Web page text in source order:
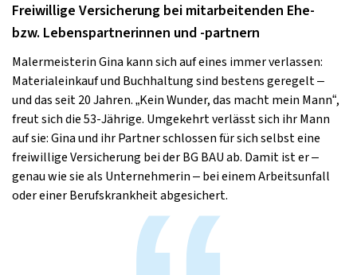
Freiwillige Versicherung bei mitarbeitenden Ehe-
bzw. Lebenspartnerinnen und -partnern
Malermeisterin Gina kann sich auf eines immer verlassen:
Materialeinkauf und Buchhaltung sind bestens geregelt –
und das seit 20 Jahren. „Kein Wunder, das macht mein Mann“,
freut sich die 53-Jährige. Umgekehrt verlässt sich ihr Mann
auf sie: Gina und ihr Partner schlossen für sich selbst eine
freiwillige Versicherung bei der BG BAU ab. Damit ist er –
genau wie sie als Unternehmerin – bei einem Arbeitsunfall
oder einer Berufskrankheit abgesichert.